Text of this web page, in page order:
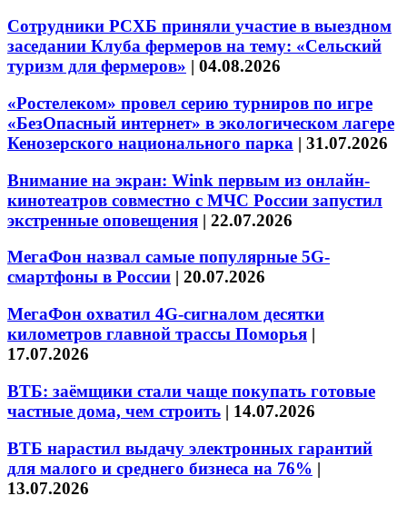
Сотрудники РСХБ приняли участие в выездном
заседании Клуба фермеров на тему: «Сельский
туризм для фермеров» | 04.08.2026
«Ростелеком» провел серию турниров по игре
«БезОпасный интернет» в экологическом лагере
Кенозерского национального парка | 31.07.2026
Внимание на экран: Wink первым из онлайн-
кинотеатров совместно с МЧС России запустил
экстренные оповещения | 22.07.2026
МегаФон назвал самые популярные 5G-
смартфоны в России | 20.07.2026
МегаФон охватил 4G-сигналом десятки
километров главной трассы Поморья |
17.07.2026
ВТБ: заёмщики стали чаще покупать готовые
частные дома, чем строить | 14.07.2026
ВТБ нарастил выдачу электронных гарантий
для малого и среднего бизнеса на 76% |
13.07.2026